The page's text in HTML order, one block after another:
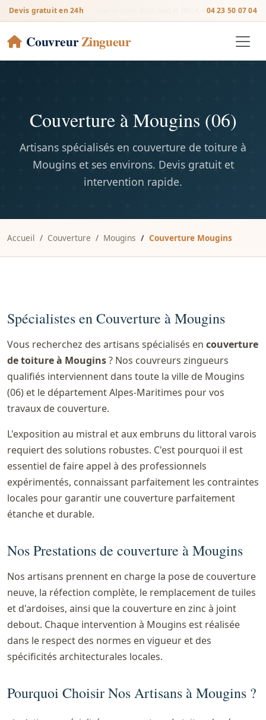
Devis gratuit en 24h 04 23 50 07 04
CouvreurZingueur
Couverture à Mougins (06)
Artisans spécialisés en couverture de toiture à
Mougins et ses environs. Devis gratuit et
intervention rapide.
Accueil Couverture Mougins Couverture Mougins
Spécialistes en Couverture à Mougins
Vous recherchez des artisans spécialisés en couverture
de toiture à Mougins? Nos couvreurs zingueurs
qualifiés interviennent dans toute la ville de Mougins
(06) et le département Alpes-Maritimes pour vos
travaux de couverture.
L'exposition au mistral et aux embruns du littoral varois
requiert des solutions robustes. C'est pourquoi il est
essentiel de faire appel à des professionnels
expérimentés, connaissant parfaitement les contraintes
locales pour garantir une couverture parfaitement
étanche et durable.
Nos Prestations de couverture à Mougins
Nos artisans prennent en charge la pose de couverture
neuve, la réfection complète, le remplacement de tuiles
et d'ardoises, ainsi que la couverture en zinc à joint
debout. Chaque intervention à Mougins est réalisée
dans le respect des normes en vigueur et des
spécificités architecturales locales.
Pourquoi Choisir Nos Artisans à Mougins ?